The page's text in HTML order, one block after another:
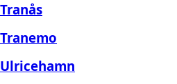
Tranås
Tranemo
Ulricehamn